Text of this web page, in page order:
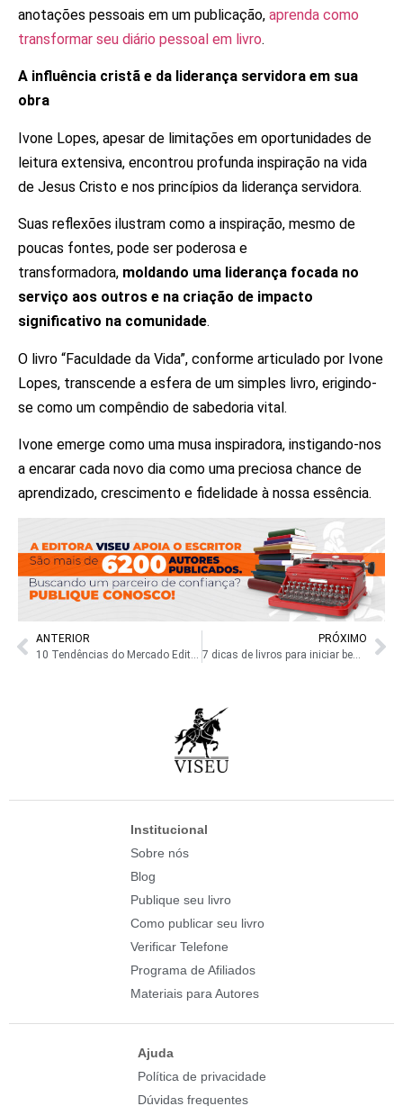
anotações pessoais em um publicação, aprenda como
transformar seu diário pessoal em livro.
A influência cristã e da liderança servidora em sua
obra
Ivone Lopes, apesar de limitações em oportunidades de
leitura extensiva, encontrou profunda inspiração na vida
de Jesus Cristo e nos princípios da liderança servidora.
Suas reflexões ilustram como a inspiração, mesmo de
poucas fontes, pode ser poderosa e
transformadora, moldando uma liderança focada no
serviço aos outros e na criação de impacto
significativo na comunidade.
O livro “Faculdade da Vida”, conforme articulado por Ivone
Lopes, transcende a esfera de um simples livro, erigindo-
se como um compêndio de sabedoria vital.
Ivone emerge como uma musa inspiradora, instigando-nos
a encarar cada novo dia como uma preciosa chance de
aprendizado, crescimento e fidelidade à nossa essência.
ANTERIOR
10 Tendências do Mercado Editorial para 2024 que Você Precisa Saber
PRÓXIMO
7 dicas de livros para iniciar bem o ano novo
Institucional
Sobre nós
Blog
Publique seu livro
Como publicar seu livro
Verificar Telefone
Programa de Afiliados
Materiais para Autores
Ajuda
Política de privacidade
Dúvidas frequentes